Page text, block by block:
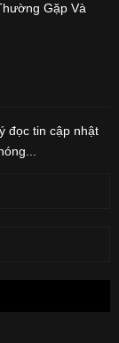
Gặp Và
đọc tin cập nhật